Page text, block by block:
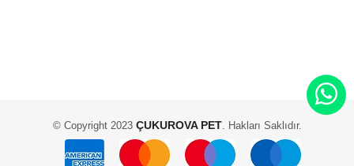
JOE'S CAT
© Copyright 2023ÇUKUROVA PET. Hakları Saklıdır.